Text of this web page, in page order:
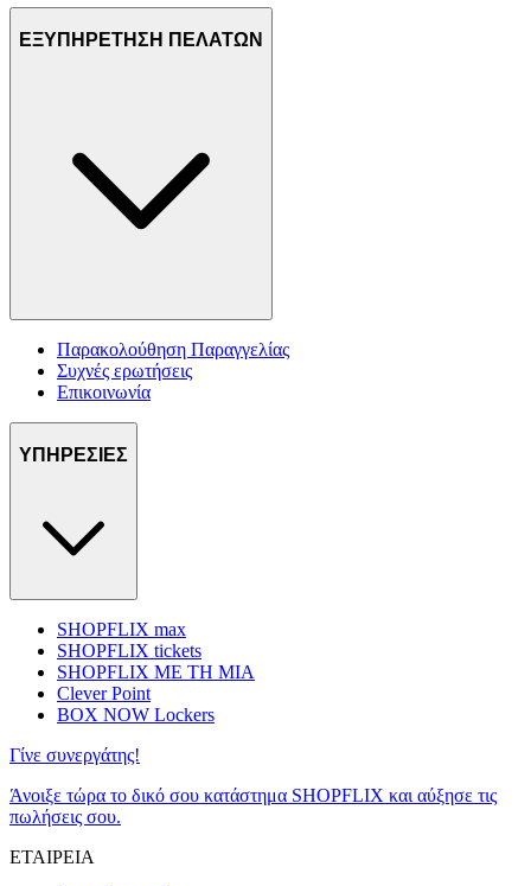
ΕΞΥΠΗΡΕΤΗΣΗ ΠΕΛΑΤΩΝ
Παρακολούθηση Παραγγελίας
Συχνές ερωτήσεις
Επικοινωνία
ΥΠΗΡΕΣΙΕΣ
SHOPFLIX max
SHOPFLIX tickets
SHOPFLIX ΜΕ ΤΗ ΜΙΑ
Clever Point
BOX NOW Lockers
Γίνε συνεργάτης!
Άνοιξε τώρα το δικό σου κατάστημα SHOPFLIX και αύξησε τις
πωλήσεις σου.
ΕΤΑΙΡΕΙΑ